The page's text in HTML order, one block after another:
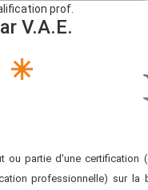
prof.
V.A.E.
partie d'une certification
professionnelle) sur la